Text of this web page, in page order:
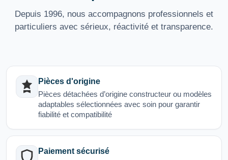
Depuis 1996, nous accompagnons professionnels et
particuliers avec sérieux, réactivité et transparence.
Pièces d'origine
Pièces détachées d’origine constructeur ou modèles
adaptables sélectionnées avec soin pour garantir
fiabilité et compatibilité
Paiement sécurisé